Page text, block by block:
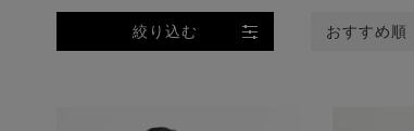
絞り込む おすすめ順